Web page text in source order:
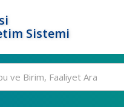
Sistemi